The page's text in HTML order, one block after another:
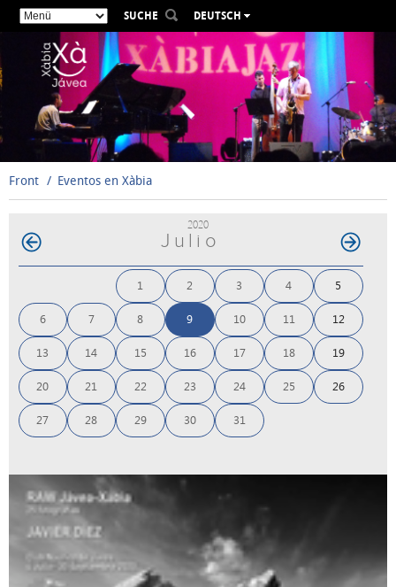
SUCHE
DEUTSCH
ESPAÑOL
VALENCIÀ
FRANÇAIS
РУССКИЙ
Front Eventos en Xàbia
2020
Julio
1 2 3 4 5
6 7 8 9 10 11 12
13 14 15 16 17 18 19
20 21 22 23 24 25 26
27 28 29 30 31